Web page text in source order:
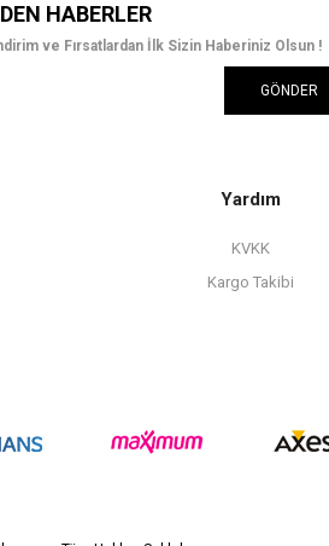
HABERLER
ve Fırsatlardan İlk Sizin Haberiniz Olsun !
GÖNDER
Yardım
KVKK
Kargo Takibi